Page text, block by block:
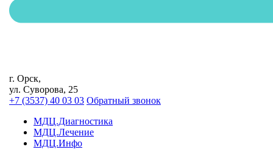
г. Орск,
ул. Суворова, 25
+7 (3537) 40 03 03 Обратный звонок
МДЦ.Диагностика
МДЦ.Лечение
МДЦ.Инфо